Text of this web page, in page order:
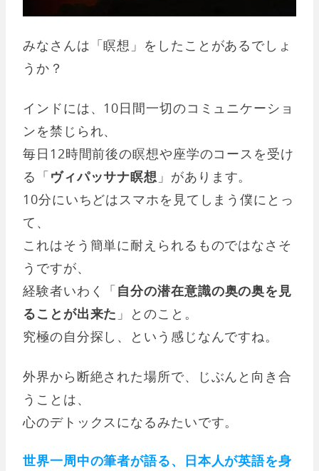
みなさんは「瞑想」をしたことがあるでしょ
うか？
インドには、10日間一切のコミュニケーショ
ンを禁じられ、
毎日12時間前後の瞑想や座学のコースを受け
る「ヴィパッサナ瞑想 」があります。
10分にいちどはスマホを見てしまう僕にとっ
て、
これはそう簡単に耐えられるものではなさそ
うですが、
経験者いわく「自分の潜在意識の奥の奥を見
ることが出来た 」とのこと。
究極の自分探し、という感じなんですね。
外界から断絶された場所で、じぶんと向き合
うことは、
心のデトックスになるみたいです。
世界一周中の筆者が語る、日本人が英語を身